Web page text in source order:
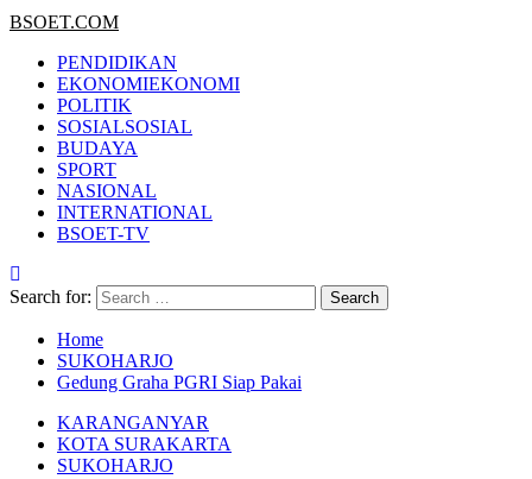
BSOET.COM
PENDIDIKAN
EKONOMIEKONOMI
POLITIK
SOSIALSOSIAL
BUDAYA
SPORT
NASIONAL
INTERNATIONAL
BSOET-TV
Search for:
Home
SUKOHARJO
Gedung Graha PGRI Siap Pakai
KARANGANYAR
KOTA SURAKARTA
SUKOHARJO